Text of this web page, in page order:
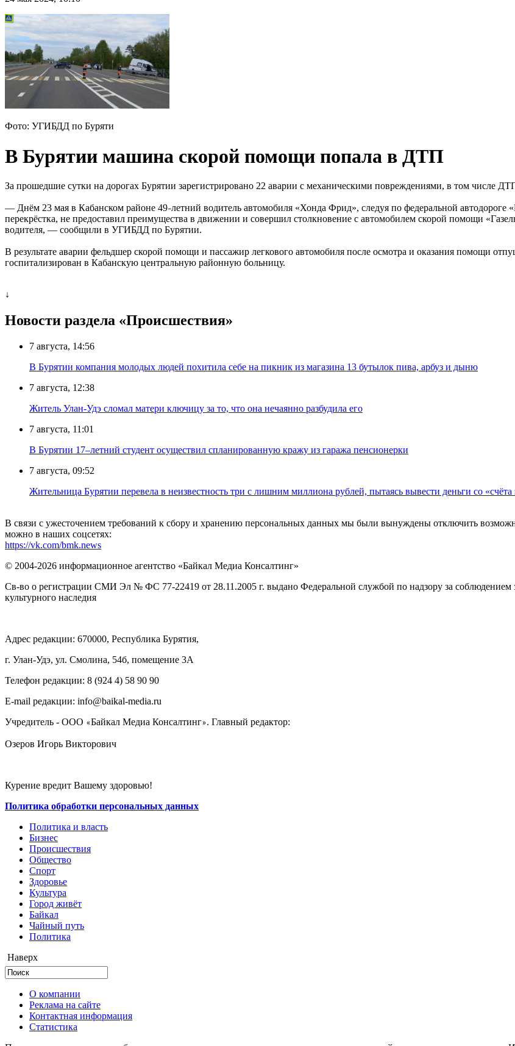
Фото: УГИБДД по Буряти
В Бурятии машина скорой помощи попала в ДТП
За прошедшие сутки на дорогах Бурятии зарегистрировано 22 аварии с механическими повреждениями, в том числе
— Днём 23 мая в Кабанском районе 49–летний водитель автомобиля «Хонда Фрид», следуя по федеральной автодороге
перекрёстка, не предоставил преимущества в движении и совершил столкновение с автомобилем скорой помощи
водителя, — сообщили в УГИБДД по Бурятии.
В результате аварии фельдшер скорой помощи и пассажир легкового автомобиля после осмотра и оказания помощи
госпитализирован в Кабанскую центральную районную больницу.
↓
Новости раздела «Происшествия»
7 августа, 14:56
В Бурятии компания молодых людей похитила себе на пикник из магазина 13 бутылок пива, арбуз и дыню
7 августа, 12:38
Житель Улан-Удэ сломал матери ключицу за то, что она нечаянно разбудила его
7 августа, 11:01
В Бурятии 17–летний студент осуществил спланированную кражу из гаража пенсионерки
7 августа, 09:52
Жительница Бурятии перевела в неизвестность три с лишним миллиона рублей, пытаясь вывести деньги со
В связи с ужесточением требований к сбору и хранению персональных данных мы были вынуждены отключить
можно в наших соцсетях:
https://vk.com/bmk.news
© 2004-2026 информационное агентство «Байкал Медиа Консалтинг»
Св-во о регистрации СМИ Эл № ФС 77-22419 от 28.11.2005 г. выдано Федеральной службой по надзору за соблюдением
культурного наследия
Адрес редакции: 670000, Республика Бурятия,
г. Улан-Удэ, ул. Смолина, 54б, помещение 3А
Телефон редакции: ‎‎8 (924 4) 58 90 90
E-mail редакции: info@baikal-media.ru
Учредитель - ООО «Байкал Медиа Консалтинг». Главный редактор:
Озеров Игорь Викторович
Курение вредит Вашему здоровью!
Политика обработки персональных данных
Политика и власть
Бизнес
Происшествия
Общество
Cпорт
Здоровье
Культура
Город живёт
Байкал
Чайный путь
Политика
Наверх
О компании
Реклама на сайте
Контактная информация
Статистика